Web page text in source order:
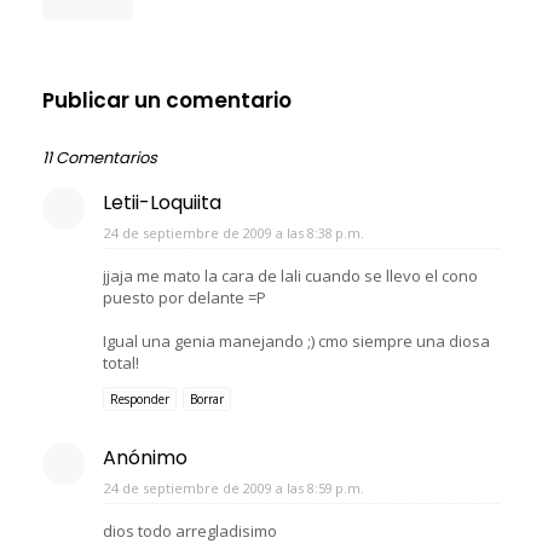
Publicar un comentario
11 Comentarios
Letii-Loquiita
24 de septiembre de 2009 a las 8:38 p.m.
jjaja me mato la cara de lali cuando se llevo el cono
puesto por delante =P
Igual una genia manejando ;) cmo siempre una diosa
total!
Responder Borrar
Anónimo
24 de septiembre de 2009 a las 8:59 p.m.
dios todo arregladisimo